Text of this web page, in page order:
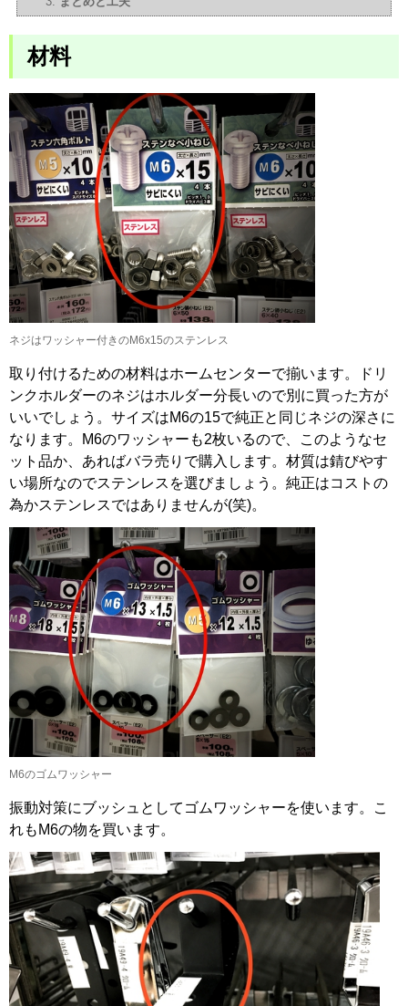
材料
ネジはワッシャー付きのM6x15のステンレス
取り付けるための材料はホームセンターで揃います。ドリ
ンクホルダーのネジはホルダー分長いので別に買った方が
いいでしょう。サイズはM6の15で純正と同じネジの深さに
なります。M6のワッシャーも2枚いるので、このようなセ
ット品か、あればバラ売りで購入します。材質は錆びやす
い場所なのでステンレスを選びましょう。純正はコストの
為かステンレスではありませんが(笑)。
M6のゴムワッシャー
振動対策にブッシュとしてゴムワッシャーを使います。こ
れもM6の物を買います。